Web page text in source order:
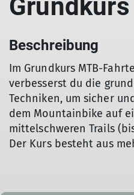
Grundkurs
Beschreibung
Im Grundkurs MTB-
verbesserst du die
Techniken, um sicher
dem Mountainbike auf
mittelschweren Trails
Der Kurs besteht aus